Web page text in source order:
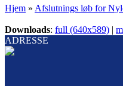
Hjem » Afslutnings løb for
Downloads: full (640x589) |
ADRESSE